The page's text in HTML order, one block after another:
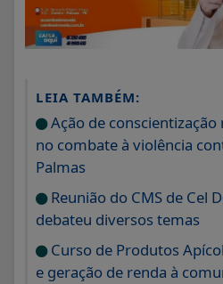
LEIA TAMBÉM:
Ação de
no combate à violência
Palmas
Reunião do CMS de Cel
debateu diversos temas
Curso de Produtos
e geração de renda à